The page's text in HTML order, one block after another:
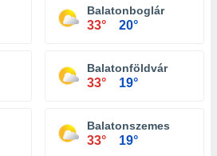
Balatonboglár
33° 20°
Balatonföldvár
33° 19°
Balatonszemes
33° 19°